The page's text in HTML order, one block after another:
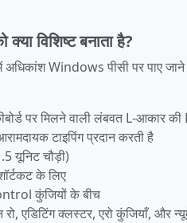
विशिष्ट बनाता है?
Windows पीसी पर पाए जाने
पर मिलने वाली लंबवत L‑आकार
टाइपिंग प्रदान करती है
यूनिट चौड़ी)
के लिए
कुंजियों के बीच
एडिटिंग क्लस्टर, एरो कुंजियाँ, और